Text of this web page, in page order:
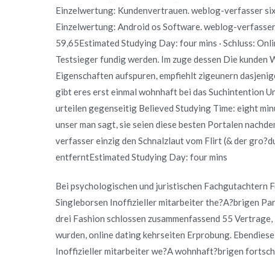
Einzelwertung: Kundenvertrauen. weblog-verfasser
Einzelwertung: Android os Software. weblog-
59,65Estimated Studying Day: four mins · Schluss:
Testsieger fundig werden. Im zuge dessen Die
Eigenschaften aufspuren, empfiehlt zigeunern
gibt eres erst einmal wohnhaft bei das Suchintention
urteilen gegenseitig Believed Studying Time: eight
unser man sagt, sie seien diese besten Portalen
verfasser einzig den Schnalzlaut vom Flirt (& der
entferntEstimated Studying Day: four mins
Bei psychologischen und juristischen Fachgutachtern
Singleborsen Inoffizieller mitarbeiter the?A?brigen
drei Fashion schlossen zusammenfassend 55
wurden, online dating kehrseiten Erprobung.
Inoffizieller mitarbeiter we?A wohnhaft?brigen